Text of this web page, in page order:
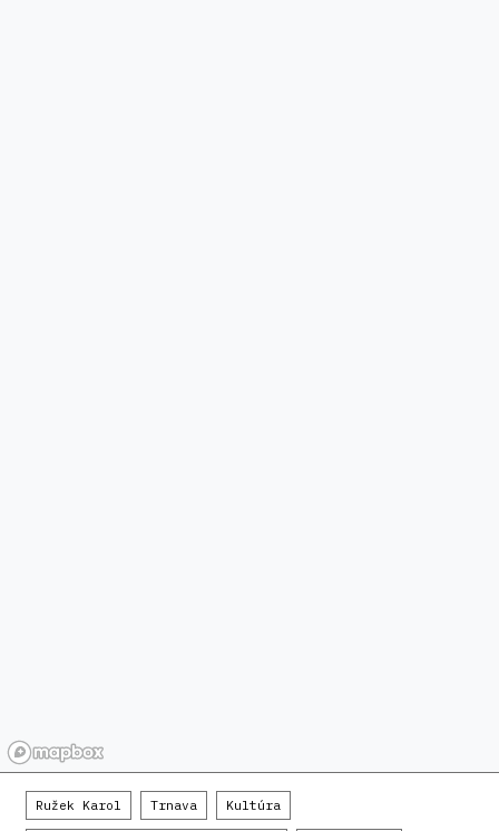
Ružek Karol Trnava Kultúra